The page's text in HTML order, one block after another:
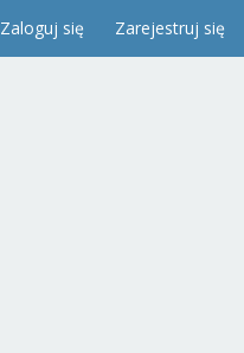
Zaloguj się Zarejestruj się